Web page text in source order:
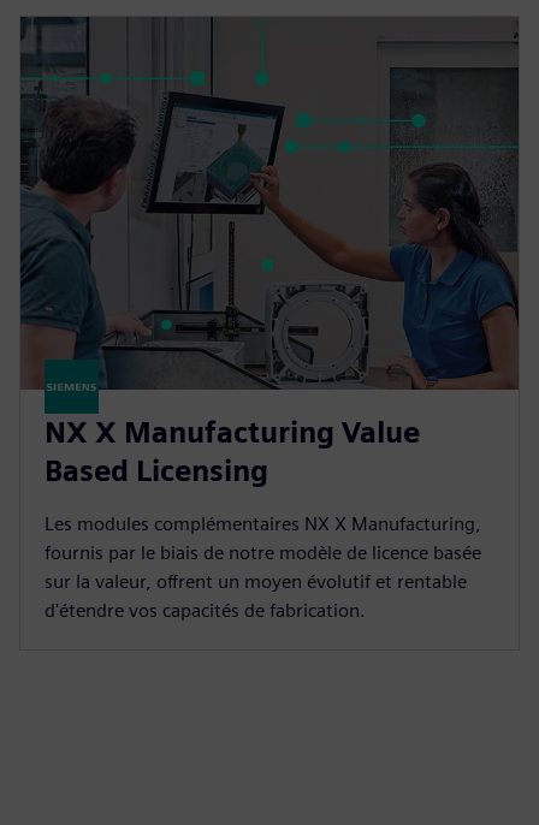
NX X Manufacturing Value
Based Licensing
Les modules complémentaires NX X Manufacturing,
fournis par le biais de notre modèle de licence basée
sur la valeur, offrent un moyen évolutif et rentable
d'étendre vos capacités de fabrication.